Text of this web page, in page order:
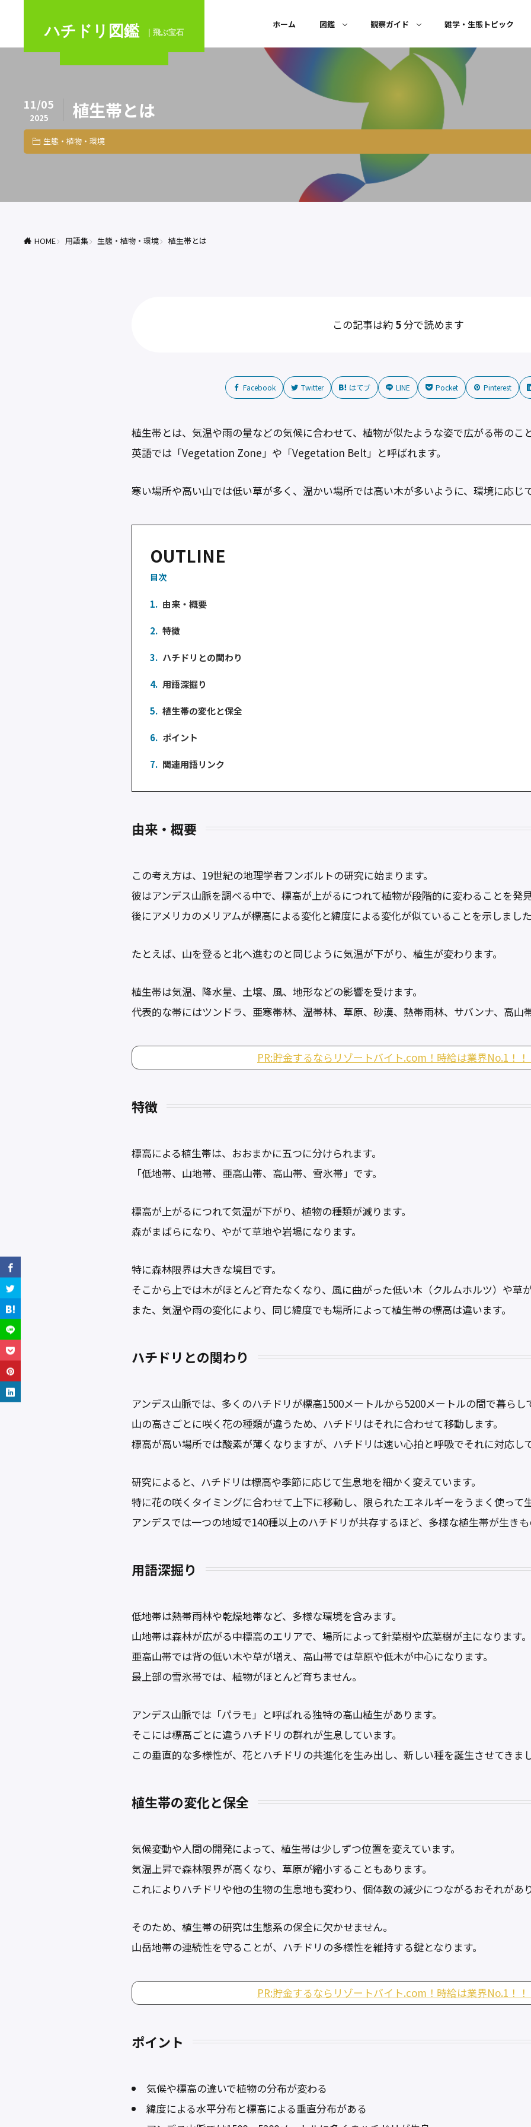
ハチドリ図鑑 ｜飛ぶ宝石
ホーム 図鑑 観察ガイド 雑学・生態トピック
11/05
2025 植生帯とは
生態・植物・環境
HOME 用語集 生態・植物・環境 植生帯とは
この記事は約 5分で読めます
Facebook Twitter はてブ LINE Pocket Pinterest
植生帯とは、気温や雨の量などの気候に合わせて、植物が似たような姿で広がる帯のこと
英語では「Vegetation Zone」や「Vegetation Belt」と呼ばれます。
寒い場所や高い山では低い草が多く、温かい場所では高い木が多いように、環境に応じ
OUTLINE
目次
1. 由来・概要
2. 特徴
3. ハチドリとの関わり
4. 用語深掘り
5. 植生帯の変化と保全
6. ポイント
7. 関連用語リンク
由来・概要
この考え方は、19世紀の地理学者フンボルトの研究に始まります。
彼はアンデス山脈を調べる中で、標高が上がるにつれて植物が段階的に変わることを発見
後にアメリカのメリアムが標高による変化と緯度による変化が似ていることを示しました
たとえば、山を登ると北へ進むのと同じように気温が下がり、植生が変わります。
植生帯は気温、降水量、土壌、風、地形などの影響を受けます。
代表的な帯にはツンドラ、亜寒帯林、温帯林、草原、砂漠、熱帯雨林、サバンナ、高山
PR:貯金するならリゾートバイト.com！時給は業界No.1！！
特徴
標高による植生帯は、おおまかに五つに分けられます。
「低地帯、山地帯、亜高山帯、高山帯、雪氷帯」です。
標高が上がるにつれて気温が下がり、植物の種類が減ります。
森がまばらになり、やがて草地や岩場になります。
特に森林限界は大きな境目です。
そこから上では木がほとんど育たなくなり、風に曲がった低い木（クルムホルツ）や草が
また、気温や雨の変化により、同じ緯度でも場所によって植生帯の標高は違います。
ハチドリとの関わり
アンデス山脈では、多くのハチドリが標高1500メートルから5200メートルの間で暮らし
山の高さごとに咲く花の種類が違うため、ハチドリはそれに合わせて移動します。
標高が高い場所では酸素が薄くなりますが、ハチドリは速い心拍と呼吸でそれに対応して
研究によると、ハチドリは標高や季節に応じて生息地を細かく変えています。
特に花の咲くタイミングに合わせて上下に移動し、限られたエネルギーをうまく使って
アンデスでは一つの地域で140種以上のハチドリが共存するほど、多様な植生帯が生きも
用語深掘り
低地帯は熱帯雨林や乾燥地帯など、多様な環境を含みます。
山地帯は森林が広がる中標高のエリアで、場所によって針葉樹や広葉樹が主になります。
亜高山帯では背の低い木や草が増え、高山帯では草原や低木が中心になります。
最上部の雪氷帯では、植物がほとんど育ちません。
アンデス山脈では「パラモ」と呼ばれる独特の高山植生があります。
そこには標高ごとに違うハチドリの群れが生息しています。
この垂直的な多様性が、花とハチドリの共進化を生み出し、新しい種を誕生させてきまし
植生帯の変化と保全
気候変動や人間の開発によって、植生帯は少しずつ位置を変えています。
気温上昇で森林限界が高くなり、草原が縮小することもあります。
これによりハチドリや他の生物の生息地も変わり、個体数の減少につながるおそれがあり
そのため、植生帯の研究は生態系の保全に欠かせません。
山岳地帯の連続性を守ることが、ハチドリの多様性を維持する鍵となります。
PR:貯金するならリゾートバイト.com！時給は業界No.1！！
ポイント
気候や標高の違いで植物の分布が変わる
緯度による水平分布と標高による垂直分布がある